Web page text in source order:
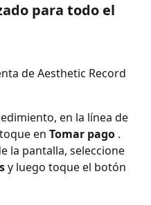
para todo el
de Aesthetic Record
en la línea de
en Tomar pago .
la pantalla, seleccione
y luego toque el botón